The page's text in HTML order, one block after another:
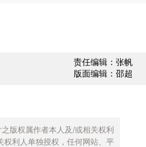
责任编辑：张帆
版面编辑：邵超
版权属作者本人及/或相关权利
权利人单独授权，任何网站、平